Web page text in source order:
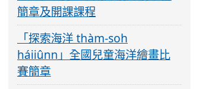
簡章及開課課程
「探索海洋 thàm-soh
háiiûnn」全國兒童海洋繪畫比
賽簡章